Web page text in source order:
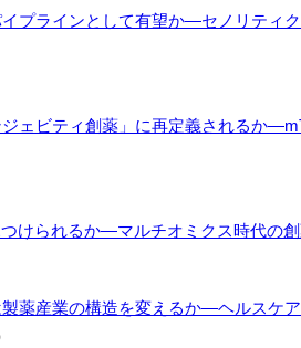
プラインとして有望か―セノリティ
ェビティ創薬」に再定義されるか
けられるか―マルチオミクス時代の
薬産業の構造を変えるか―ヘルスケ